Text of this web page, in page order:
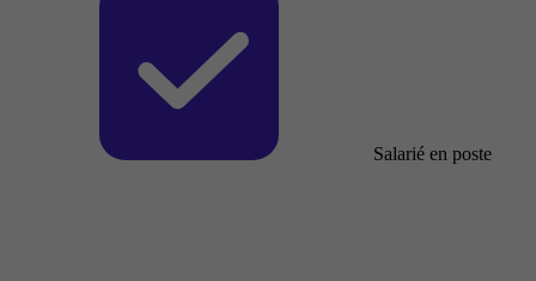
Salarié en poste